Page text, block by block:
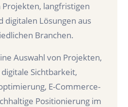
langfristigen
digitalen Lösungen aus
Branchen.
Auswahl von Projekten,
Sichtbarkeit,
E-Commerce-
Positionierung im